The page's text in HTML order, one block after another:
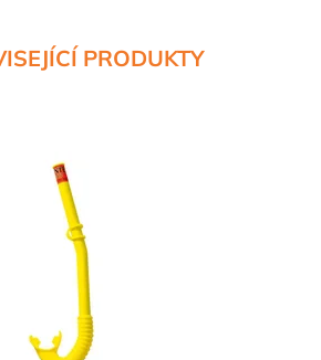
PRODUKTY